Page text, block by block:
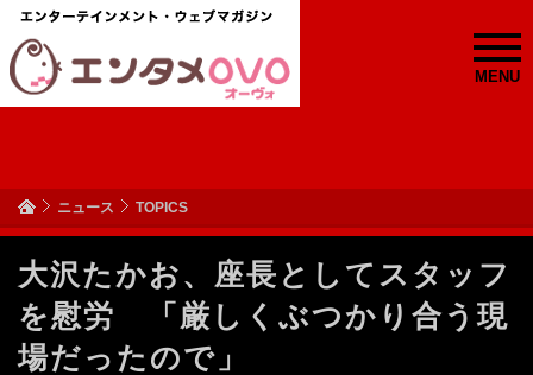
MENU
ニュース TOPICS
大沢たかお、座長としてスタッフ
を慰労 「厳しくぶつかり合う現
場だったので」